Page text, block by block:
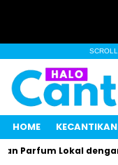
HOME KECANTIKAN
Parfum Lokal